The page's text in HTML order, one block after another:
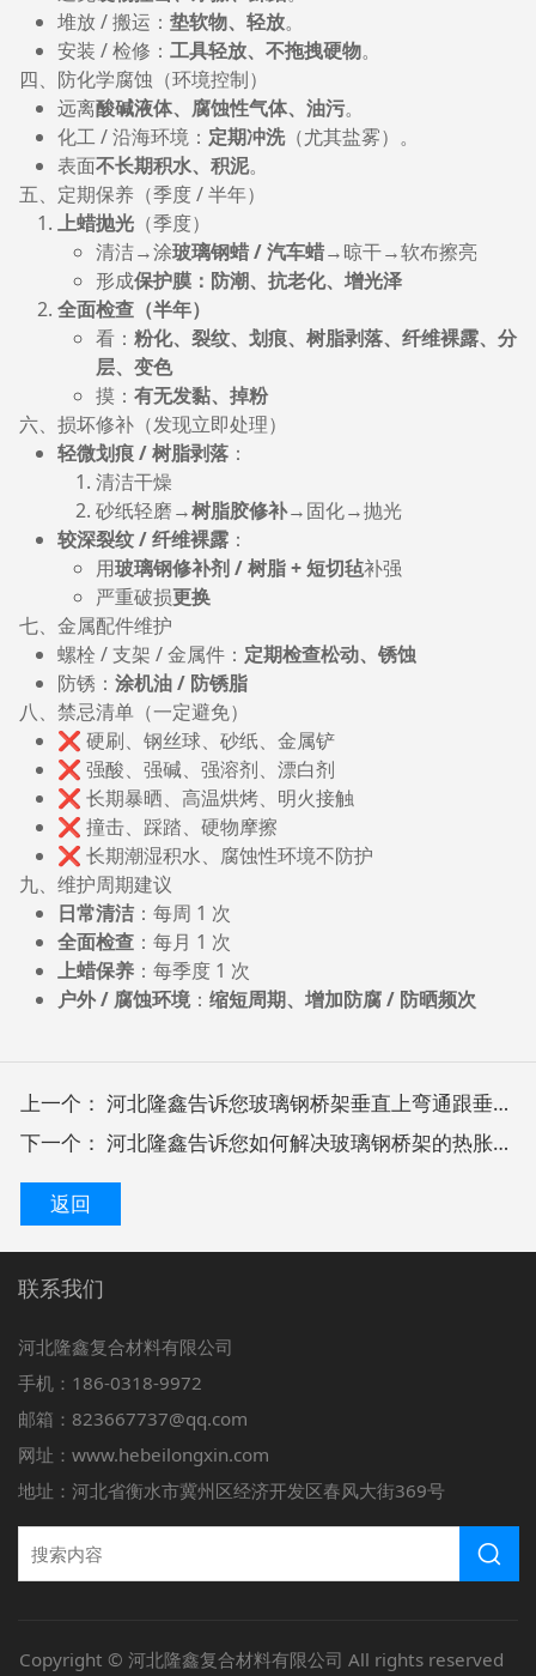
堆放 / 搬运： 垫软物、轻放。
安装 / 检修： 工具轻放、不拖拽硬物。
四、防化学腐蚀（环境控制）
远离酸碱液体、腐蚀性气体、油污。
化工 / 沿海环境： 定期冲洗（尤其盐雾）。
表面不长期积水、积泥。
五、定期保养（季度 / 半年）
上蜡抛光（季度）
清洁→涂玻璃钢蜡 / 汽车蜡→晾干→软布擦亮
形成保护膜：防潮、抗老化、增光泽
全面检查（半年）
看： 粉化、裂纹、划痕、树脂剥落、纤维裸露、分
层、变色
摸： 有无发黏、掉粉
六、损坏修补（发现立即处理）
轻微划痕 / 树脂剥落：
清洁干燥
砂纸轻磨→树脂胶修补→固化→抛光
较深裂纹 / 纤维裸露：
用玻璃钢修补剂 / 树脂 + 短切毡补强
严重破损更换
七、金属配件维护
螺栓 / 支架 / 金属件： 定期检查松动、锈蚀
防锈： 涂机油 / 防锈脂
八、禁忌清单（一定避免）
❌ 硬刷、钢丝球、砂纸、金属铲
❌ 强酸、强碱、强溶剂、漂白剂
❌ 长期暴晒、高温烘烤、明火接触
❌ 撞击、踩踏、硬物摩擦
❌ 长期潮湿积水、腐蚀性环境不防护
九、维护周期建议
日常清洁：每周 1 次
全面检查：每月 1 次
上蜡保养：每季度 1 次
户外 / 腐蚀环境： 缩短周期、增加防腐 / 防晒频次
上一个： 河北隆鑫告诉您玻璃钢桥架垂直上弯通跟垂直下弯通怎么区分
下一个： 河北隆鑫告诉您如何解决玻璃钢桥架的热胀冷缩问题
返回
联系我们
河北隆鑫复合材料有限公司
手机：186-0318-9972
邮箱：823667737@qq.com
网址：www.hebeilongxin.com
地址：河北省衡水市冀州区经济开发区春风大街369号
Copyright © 河北隆鑫复合材料有限公司 All rights reserved